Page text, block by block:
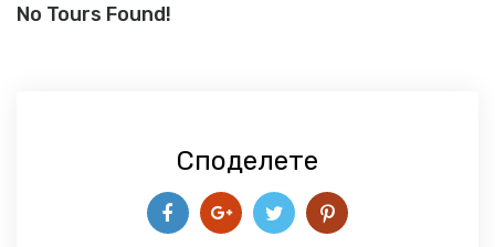
No Tours Found!
Споделете